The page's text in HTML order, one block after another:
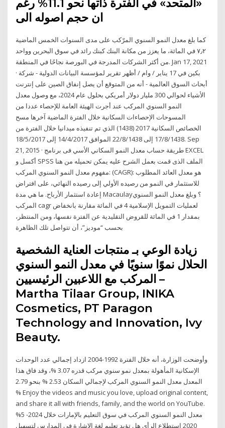
«المتحد» في الفترة ذاتها نحو 11.1% رغم
ان حجم اصوله الى
كما بلغ معدل النمو السنوي المرّكب على مدى السنوات الخمس الماضية
٧٫٢ في المائة، ما يعزز من مكانة البنك كبنك رائد في سوق البحرين وواحد
من أكثر الشركات المدرجة في البورصة نجاحًا في المنطقة. Jan 17, 2021
· بكين في 17 يناير / وام / أظهر تقرير لمؤسسة البيانات الدولية - شركة
أبحاث السوق العالمية - أنه من المتوقع أن يصل إنفاق الصين على إنترنت
الأشياء لحوالي 300 مليار دولار أمريكي بحلول عام 2024، مع وصول معدل
النمو السنوي المركب عند أجرت الهيئة العامة للإحصاء عددا من
المسوحات الإحصاءات السكانية خلال الفترة الماضية آخرها مسح
الخصائص السكانية 2017 (1438) الذي تم تنفيذه ميدانيا خلال الفترة من
17/8/1438 إلى 22/8/1438 الموافق 14/4/2017 إلى 18/5/2017. Sep
21, 2015 · طريقة حساب معدل النمو السكاني الأسي فى برنامج EXCEL
أكسل و SPSS الملف الذى قمت بعمل الشرح عليه يمكن تحميله من هنا
مفهوم معدل النمو السنوي المركب: (CAGR): هو معدل العائد المطلوب
للاستثمار في النمو من رصيده الأولي إلى رصيده النهائي، على افتراض
إعادة استثمار الأرباح. ما هي مدة Macaulay؟ وبلغ معدل النمو السنوي
المركب cagr لعمليات التمويل الإسلامية 4 في المائة مقارنة بانخفاض
بمقدار 1 في المائة للقروض التقليدية عن الفترة نفسها، ومن المنتظر،
بحسب “موديز”، أن تتواصل تلك الظاهرة
زيادة الوعي بـ منتجات العناية الشخصية
الحلال نموًا سنويًا في معدل النمو السنوي
المركب مع اللاعبين الرئيسيين –
Martha Tilaar Group, INIKA
Cosmetics, PT Paragon
Technology and Innovation, Ivy
Beauty.
وأوضحت الوزارة، أنه خلال الفترة 1992-2004 ازداد إجمالي عدد الوحدات
الإسكانية المأهولة بمعدل نمو سنوي مركب قدره 3.07 %، وقد فاق هذا
المعدل معدل النمو السنوي المركب لإجمالي السكان 2.53 % بنحو 2.79
% Enjoy the videos and music you love, upload original content,
and share it all with friends, family, and the world on YouTube.
%5 معدل النمو السنوي المركب في سوق التعليم بالإمارات خلال 2024-
2020 استطلاع الرأي هل تؤيد تعليم لغة الإشارة في المدارس لتسهيل